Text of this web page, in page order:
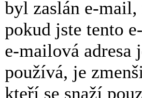
byl zaslán e-mail,
pokud jste tento
e-mailová adresa
používá, je
kteří se snaží